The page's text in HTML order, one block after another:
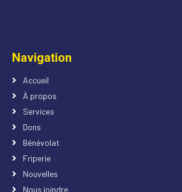
Navigation
Accueil
À propos
Services
Dons
Bénévolat
Friperie
Nouvelles
Nous joindre